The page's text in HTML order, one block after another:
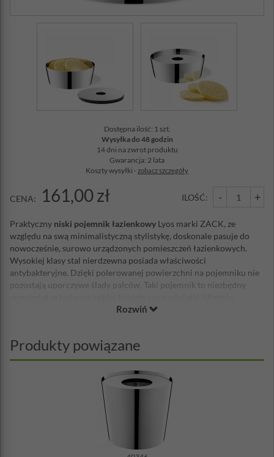
Dostępna ilość: 1 szt.
Wysyłka do 48 godzin
14 dni na zwrot produktu
Gwarancja: 2 lata
Koszty wysyłki -zobacz szczegóły
CENA: 161,00 zł ILOŚĆ: - +
Praktyczny niski pojemnik łazienkowy Lyos marki ZACK, ze
względu na swą minimalistyczną stylistykę, doskonale pasuje do
nowocześnie, surowo urządzonych pomieszczeń łazienkowych.
Wysokiej klasy stal nierdzewna posiada właściwości
antybakteryjne. Dzięki polerowanej powierzchni na pojemniku nie
pozostają uporczywe ślady palców. Taki pojemnik to niezbędny
przechowywanie np. płatków kosmetycznych i jednocześnie chroni
postawienia na toaletce.
Wysokość: 4,5cm
Materiał: stal nierdzewna 18/10 polerowana
Rozwiń
Produkty powiązane